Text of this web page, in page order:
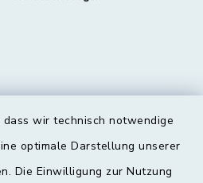
wir technisch notwendige
optimale Darstellung unserer
Die Einwilligung zur Nutzung